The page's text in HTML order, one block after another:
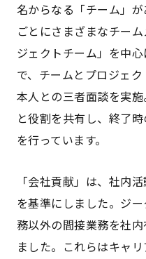
名からなる「チーム」
ごとにさまざまなチー
ジェクトチーム」を中
で、チームとプロジェ
本人との三者面談を実
と役割を共有し、終了
を行っています。
「会社貢献」は、社内
を基準にしました。ジ
務以外の間接業務を社
ました。これらはキャ